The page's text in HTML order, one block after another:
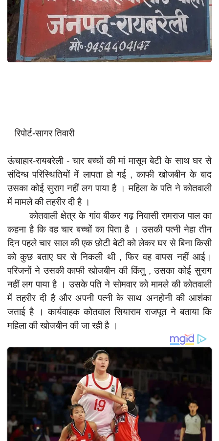
App verify
समस्या
Covid-19
साक्षात्कार
खेल
latest
प्रशासनिक
दुर्घटना
editors-pick
other
Login
Register
English
रिपोर्ट-सागर तिवारी
ऊंचाहार-रायबरेली - चार बच्चों की मां मासूम बेटी के साथ घर से
संदिग्ध परिस्थितियों में लापता हो गई , काफी खोजबीन के बाद
उसका कोई सुराग नहीं लग पाया है । महिला के पति ने कोतवाली
में मामले की तहरीर दी है ।
कोतवाली क्षेत्र के गांव बीकर गढ़ निवासी रामराज पाल का
कहना है कि वह चार बच्चों का पिता है । उसकी पत्नी नेहा तीन
दिन पहले चार साल की एक छोटी बेटी को लेकर घर से बिना किसी
को कुछ बताए घर से निकली थी , फिर वह वापस नहीं आई।
परिजनों ने उसकी काफी खोजबीन की किंतु , उसका कोई सुराग
नहीं लग पाया है । उसके पति ने सोमवार को मामले की कोतवाली
में तहरीर दी है और अपनी पत्नी के साथ अनहोनी की आशंका
जताई है । कार्यवाहक कोतवाल सियाराम राजपूत ने बताया कि
महिला की खोजबीन की जा रही है ।